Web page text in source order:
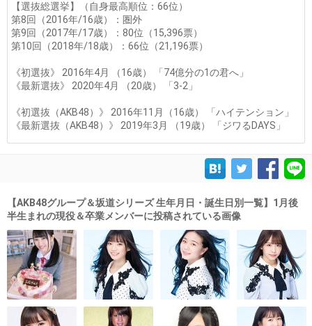
【選抜総選挙】（自身最高順位：66位）
第8回（2016年/16歳）：圏外
第9回（2017年/17歳）：80位（15,396票）
第10回（2018年/18歳）：66位（21,196票）
《初選抜》 2016年4月 （16歳） 「74億分の1の君へ」
《最新選抜》 2020年4月 （20歳） 「3-2」
《初選抜（AKB48）》 2016年11月（16歳） 「ハイテンション」
《最新選抜（AKB48）》 2019年3月 （19歳） 「ジワるDAYS」
【AKB48グループ＆坂道シリーズ 生年月日・誕生日別一覧】1月後
半生まれの現役＆卒業メンバーに投稿されている画像